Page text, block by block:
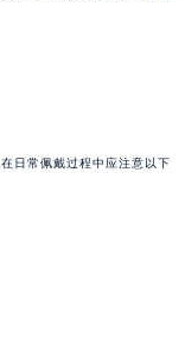
日常佩戴过程中应注意以下